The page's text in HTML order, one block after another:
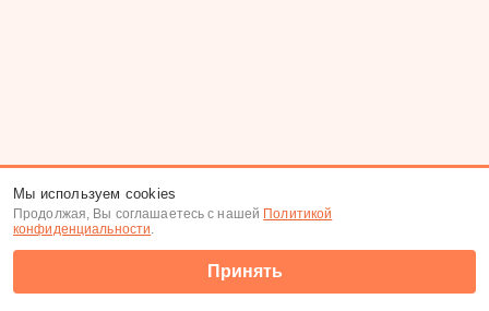
Мы используем cookies
Продолжая, Вы соглашаетесь с нашей Политикой
конфиденциальности.
Принять